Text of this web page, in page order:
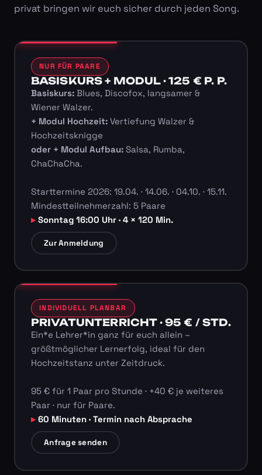
privat bringen wir euch sicher durch jeden Song.
NUR FÜR PAARE
BASISKURS + MODUL · 125 € P. P.
Basiskurs:Blues, Discofox, langsamer &
Wiener Walzer.
+ Modul Hochzeit:Vertiefung Walzer &
Hochzeitsknigge
oder + Modul Aufbau:Salsa, Rumba,
ChaChaCha.
Starttermine 2026: 19.04. · 14.06. · 04.10. · 15.11.
Mindestteilnehmerzahl: 5 Paare
Sonntag 16:00 Uhr · 4 × 120 Min.
Zur Anmeldung
INDIVIDUELL PLANBAR
PRIVATUNTERRICHT · 95 € / STD.
Ein*e Lehrer*in ganz für euch allein –
größtmöglicher Lernerfolg, ideal für den
Hochzeitstanz unter Zeitdruck.
95 € für 1 Paar pro Stunde · +40 € je weiteres
Paar · nur für Paare.
60 Minuten · Termin nach Absprache
Anfrage senden